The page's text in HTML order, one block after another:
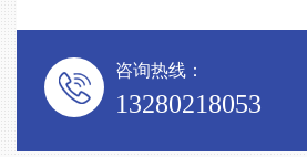
咨询热线：
13280218053